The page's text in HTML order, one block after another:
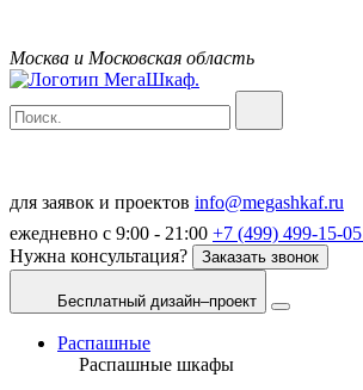
Москва и Московская область
для заявок и проектов info@megashkaf.ru
ежедневно с 9:00 - 21:00 +7 (499) 499-15-05
Нужна консультация?
Заказать звонок
Бесплатный дизайн–проект
Распашные
Распашные шкафы